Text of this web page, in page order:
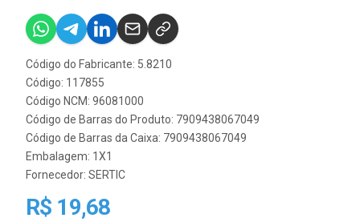
Código do Fabricante: 5.8210
Código: 117855
Código NCM: 96081000
Código de Barras do Produto: 7909438067049
Código de Barras da Caixa: 7909438067049
Embalagem: 1X1
Fornecedor: SERTIC
R$ 19,68